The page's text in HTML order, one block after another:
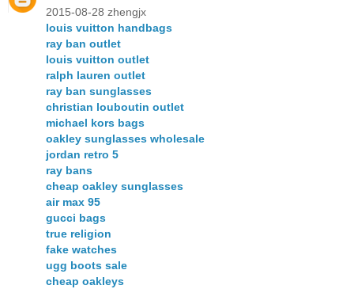
2015-08-28 zhengjx
louis vuitton handbags
ray ban outlet
louis vuitton outlet
ralph lauren outlet
ray ban sunglasses
christian louboutin outlet
michael kors bags
oakley sunglasses wholesale
jordan retro 5
ray bans
cheap oakley sunglasses
air max 95
gucci bags
true religion
fake watches
ugg boots sale
cheap oakleys